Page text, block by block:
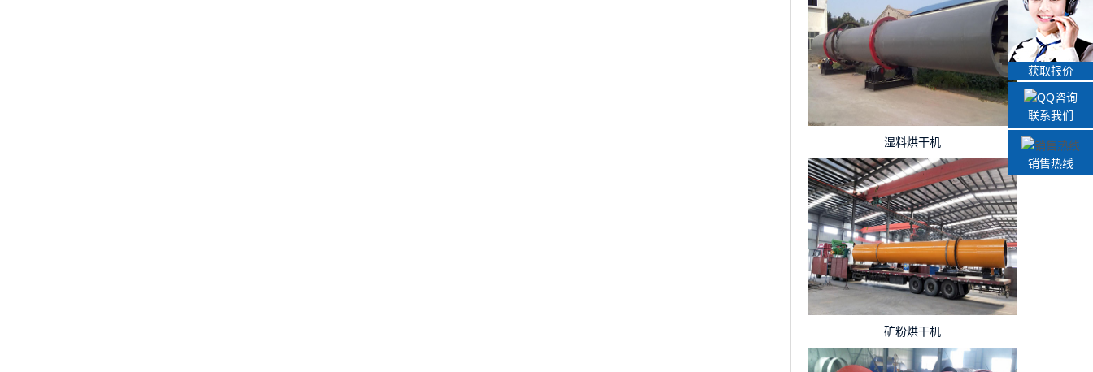
湿料烘干机
矿粉烘干机
获取报价
联系我们
销售热线